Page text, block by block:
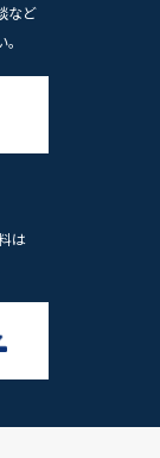
など
は